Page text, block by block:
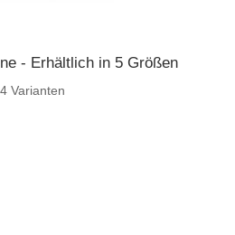
- Erhältlich in 5 Größen
4 Varianten